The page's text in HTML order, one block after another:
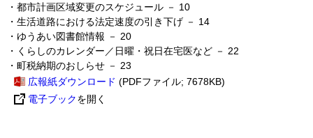
・都市計画区域変更のスケジュール － 10
・生活道路における法定速度の引き下げ － 14
・ゆうあい図書館情報 － 20
・ くらしのカレンダー／日曜・祝日在宅医など － 22
・町税納期のおしらせ － 23
広報紙ダウンロード (PDFファイル; 7678KB)
電子ブックを開く